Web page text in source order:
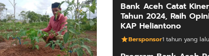
Bank Aceh Catat
Tahun 2024, Raih
KAP Heliantono
Bersponsor1 tahun yang lalu